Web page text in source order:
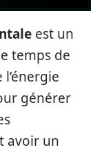
est un
temps de
générer
avoir un